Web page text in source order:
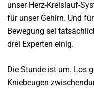
unser Herz-Kreislauf-
für unser Gehirn. Und
Bewegung sei
drei Experten einig.
Die Stunde ist um. Los
Kniebeugen